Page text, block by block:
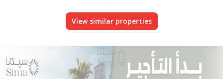
View similar properties